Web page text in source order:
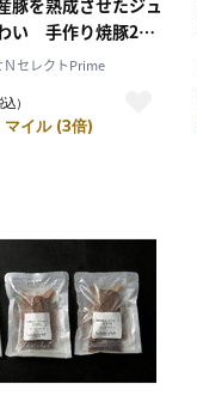
豚を熟成させたジュ
い 手作り焼豚2本
舗・石川県
セレクトPrime
）
イル (3倍)